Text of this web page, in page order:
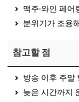
맥주·와인 페어
분위기가 조용
참고할 점
방송 이후 주말
늦은 시간까지